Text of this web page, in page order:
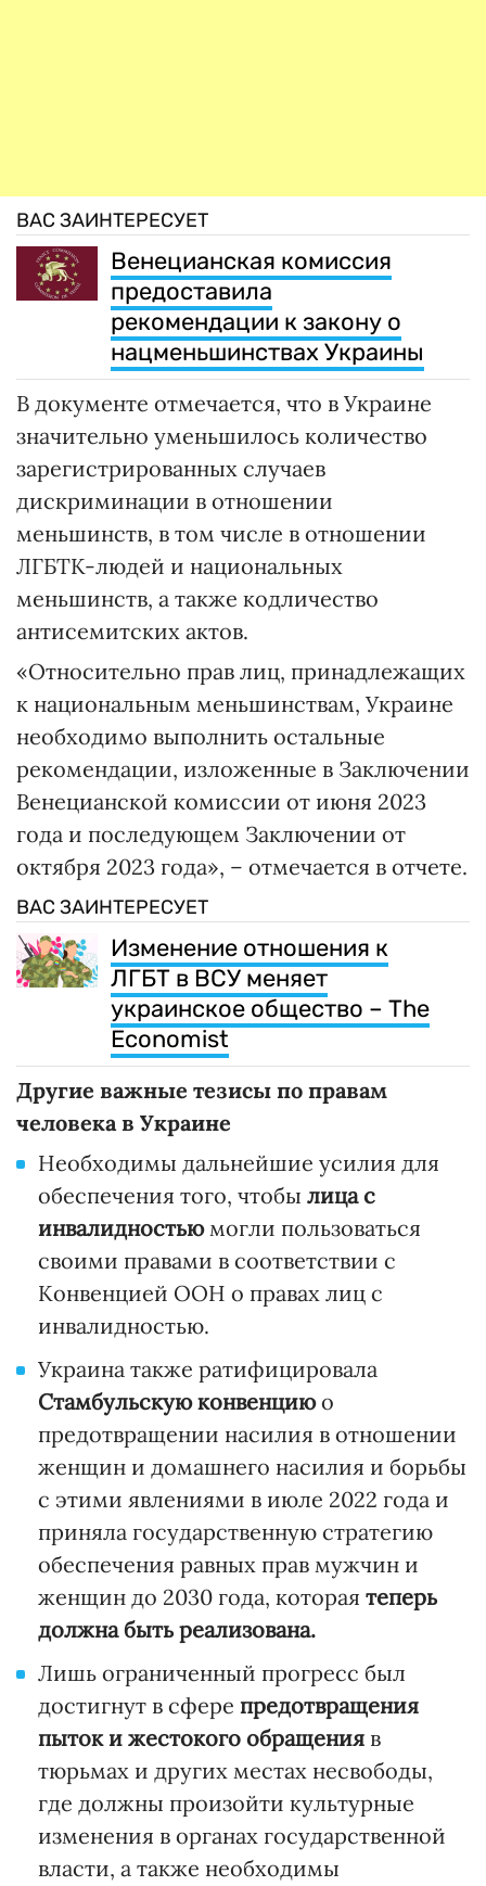
ВАС ЗАИНТЕРЕСУЕТ
Венецианская комиссия
предоставила
рекомендации к закону о
нацменьшинствах Украины
В документе отмечается, что в Украине
значительно уменьшилось количество
зарегистрированных случаев
дискриминации в отношении
меньшинств, в том числе в отношении
ЛГБТК-людей и национальных
меньшинств, а также кодличество
антисемитских актов.
«Относительно прав лиц, принадлежащих
к национальным меньшинствам, Украине
необходимо выполнить остальные
рекомендации, изложенные в Заключении
Венецианской комиссии от июня 2023
года и последующем Заключении от
октября 2023 года», – отмечается в отчете.
ВАС ЗАИНТЕРЕСУЕТ
Изменение отношения к
ЛГБТ в ВСУ меняет
украинское общество – The
Economist
Другие важные тезисы по правам
человека в Украине
Необходимы дальнейшие усилия для
обеспечения того, чтобы лица с
инвалидностьюмогли пользоваться
своими правами в соответствии с
Конвенцией ООН о правах лиц с
инвалидностью.
Украина также ратифицировала
Стамбульскую конвенциюо
предотвращении насилия в отношении
женщин и домашнего насилия и борьбы
с этими явлениями в июле 2022 года и
приняла государственную стратегию
обеспечения равных прав мужчин и
женщин до 2030 года, которая теперь
должна быть реализована.
Лишь ограниченный прогресс был
достигнут в сфере предотвращения
пыток и жестокого обращения в
тюрьмах и других местах несвободы,
где должны произойти культурные
изменения в органах государственной
власти, а также необходимы